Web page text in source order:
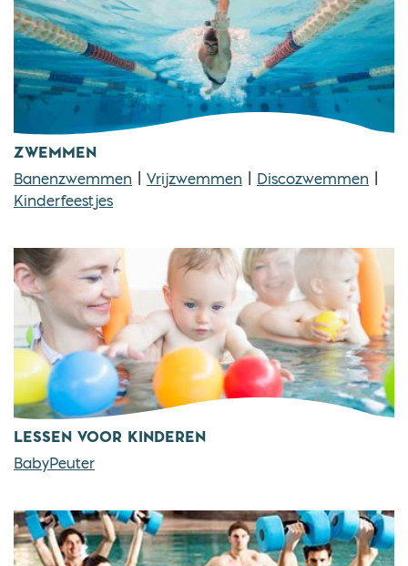
ZWEMMEN
Banenzwemmen Vrijzwemmen Discozwemmen
Kinderfeestjes
LESSEN VOOR KINDEREN
BabyPeuter